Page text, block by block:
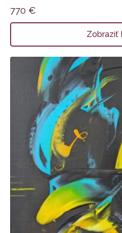
770 €
Zobraziť